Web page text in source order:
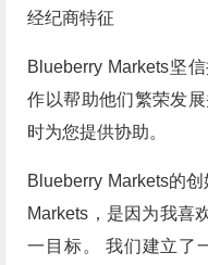
经纪商特征
Blueberry Markets坚
作以帮助他们繁荣发
时为您提供协助。
Blueberry Markets的
Markets，是因为我喜
一目标。 我们建立了